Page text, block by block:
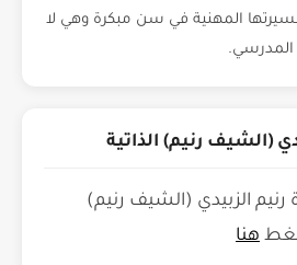
المهنية في سن مبكرة وهي لا
المدرسي.
(الشيف رنيم) الذاتية
الزبيدي (الشيف رنيم)
هنا